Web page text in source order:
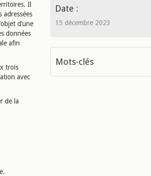
Il
adressées
d’une
données
afin
trois
avec
de la
Date :
15 décembre 2023
Mots-clés